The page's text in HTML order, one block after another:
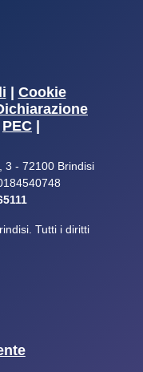
Cookie
PEC
3 - 72100 Brindisi
Tutti i diritti